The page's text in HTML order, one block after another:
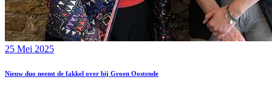
25 Mei 2025
Nieuw duo neemt de fakkel over bij Groen Oostende